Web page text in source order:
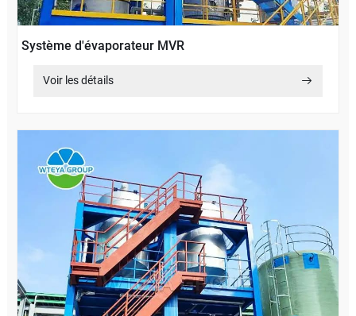
Système d'évaporateur MVR
Voir les détails